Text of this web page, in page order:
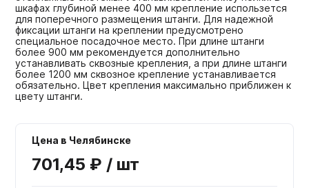
шкафах глубиной менее 400 мм крепление использется
для поперечного размещения штанги. Для надежной
фиксации штанги на креплении предусмотрено
специальное посадочное место. При длине штанги
более 900 мм рекомендуется дополнительно
устанавливать сквозные крепления, а при длине штанги
более 1200 мм сквозное крепление устанавливается
обязательно. Цвет крепления максимально приближен к
цвету штанги.
Цена в Челябинске
701,45 ₽ / шт